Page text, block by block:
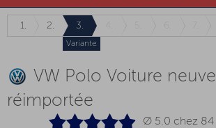
1. 2. 3.
Variante
VW Polo Voiture neuve
réimportée
Ø 5.0 chez 84